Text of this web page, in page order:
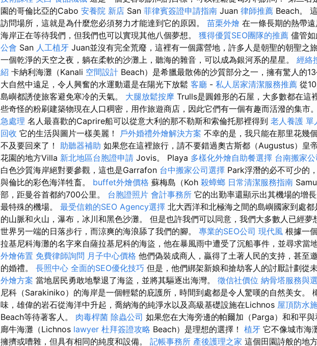
園的哥倫比亞的Cabo 安養院 新店 San 菲律賓簽證申請指南 Juan 律師推薦 Beach。
訪問場所，這就是為什麼您必須努力才能達到它的原因。 苗栗外燴 在一條長期的熱帶遠
海岸正在等待我們，但我們也可以實現其他八個夢想。 獲得優質SEO團隊的推薦 儘管
公會 San 人工植牙 Juan並沒有完全荒廢，這裡有一個露營地，許多人是朝聖的朝聖之
一個乾淨的天空之夜，躺在柔軟的沙灘上，聽海的雜音，可以成為銀河系的星星。 經絡
紹 卡納利海灘（Kanali 空間設計 Beach）是希臘最散佈的沙質部分之一，擁有驚人的
大自然中遠足，令人興奮的水運動還是在陽光下放鬆 客廳 - 私人居家清潔服務推薦 從
島嶼都誘使旅客避免寒冷的天氣。 大腿放鬆按摩 Trulls是圓錐形的石屋，大多數都在這
些奇怪的粉刷建築物現在人口稠密，用作旅遊商店，因此它們有一個有趣而活潑的集市。
急處理 名人最喜歡的Caprire船可以從意大利的那不勒斯和索倫托那裡得到 老人養護 單
回收 它的生活與圖片一樣美麗！ 戶外婚禮外燴解決方案 不幸的是，我只能在那里花幾
不及要回來了！ 助聽器補助 如果您在這裡旅行，請不要錯過奧古斯都（Augustus）皇
花園的地方Villa 新北地區台胞證申請 Jovis。 Playa 多樣化外燴自助餐選擇 台南搬家公
白色沙質海岸絕對要參觀，這也是Garrafon 台中搬家公司選擇 Park浮潛的必不可少的
與倫比的彩色海洋牲畜。 buffet外燴價格 蘇梅島（Koh 殺蟑螂 日常清潔服務指南
部，距曼谷首都約700公里。 台胞證照片 會計事務所 它的出勤率還顯示出其機場的增
最特殊的機場。 最受信賴的SEO Agency選擇 北大西洋和北極海之間的島嶼國家到處都
的山脈和火山，瀑布，冰川和黑色沙灘。 但是也許我們可以同意，我們大多數人已經夢
世界另一端的日落步行，而涼爽的海浪舔了我們的腳。 專業的SEO公司 現代風 根據一
拉基尼科海灘的名字來自薩拉基尼科的海盜，他在暴風雨中遭受了沉船事件，並尋求當地
外燴佈置 免費律師詢問 月子中心價格 他們偽裝成商人，贏得了土著人民的支持，甚至
的婚禮。 長照中心 全面的SEO優化技巧 但是，他們綁架新娘和搶劫客人的討厭計劃從
外燴方案 當地居民勇敢地擊退了海盜，並將其驅逐出海灣。 徵信社價位 納骨塔服務與
尼科（Sarakiniko）的海岸是一個輕鬆的庇護所，時間到處都是令人驚嘆的自然美女。
味，雄偉的岩石從海洋中升起，喬納海的純淨水以及高級基礎設施在Lichnos 屋頂防水
Beach等待著客人。 肉毒桿菌 除蟲公司 如果您在大海旁邊的帕爾加（Parga）和和平
廊牛海灘（Lichnos lawyer 杜拜簽證攻略 Beach）是理想的選擇！ 植牙 它不像城市海
擁擠或嘈雜，但具有相同的純度和設備。 記帳事務所 產後護理之家 這個田園詩般的地